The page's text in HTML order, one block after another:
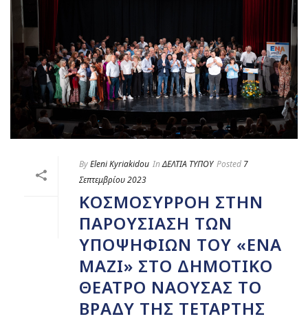
ByEleni Kyriakidou InΔΕΛΤΙΑ ΤΥΠΟΥ Posted 7
Σεπτεμβρίου 2023
ΚΟΣΜΟΣΥΡΡΟΉ ΣΤΗΝ
ΠΑΡΟΥΣΊΑΣΗ ΤΩΝ
ΥΠΟΨΗΦΊΩΝ ΤΟΥ «ΕΝΑ
ΜΑΖΙ» ΣΤΟ ΔΗΜΟΤΙΚΌ
ΘΈΑΤΡΟ ΝΆΟΥΣΑΣ ΤΟ
ΒΡΆΔΥ ΤΗΣ ΤΕΤΆΡΤΗΣ